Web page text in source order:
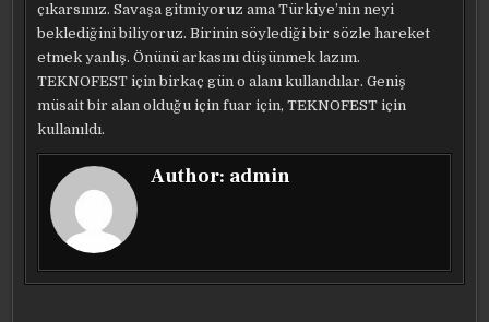
çıkarsınız. Savaşa gitmiyoruz ama Türkiye’nin neyi
beklediğini biliyoruz. Birinin söylediği bir sözle hareket
etmek yanlış. Önünü arkasını düşünmek lazım.
TEKNOFEST için birkaç gün o alanı kullandılar. Geniş
müsait bir alan olduğu için fuar için, TEKNOFEST için
kullanıldı.
Author: admin